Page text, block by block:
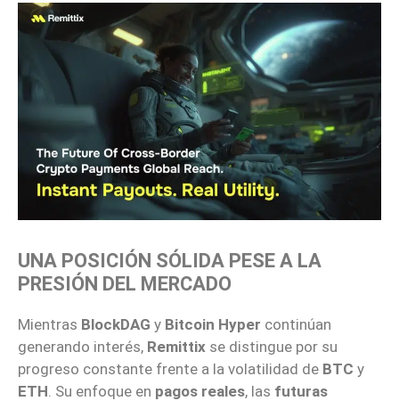
UNA POSICIÓN SÓLIDA PESE A LA
PRESIÓN DEL MERCADO
Mientras BlockDAG y Bitcoin Hyper continúan
generando interés, Remittix se distingue por su
progreso constante frente a la volatilidad de BTC y
ETH . Su enfoque en pagos reales, las futuras